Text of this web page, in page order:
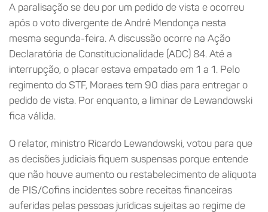
A paralisação se deu por um pedido de vista e ocorreu
após o voto divergente de André Mendonça nesta
mesma segunda-feira. A discussão ocorre na Ação
Declaratória de Constitucionalidade (ADC) 84. Até a
interrupção, o placar estava empatado em 1 a 1. Pelo
regimento do STF, Moraes tem 90 dias para entregar o
pedido de vista. Por enquanto, a liminar de Lewandowski
fica válida.
O relator, ministro Ricardo Lewandowski, votou para que
as decisões judiciais fiquem suspensas porque entende
que não houve aumento ou restabelecimento de alíquota
de PIS/Cofins incidentes sobre receitas financeiras
auferidas pelas pessoas jurídicas sujeitas ao regime de